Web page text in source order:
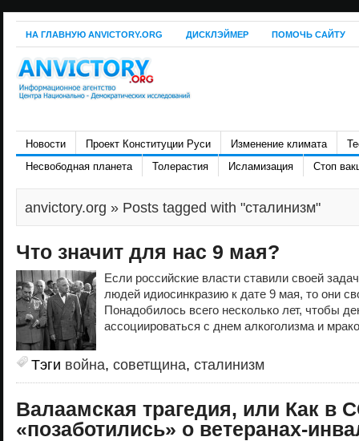
НА ГЛАВНУЮ ANVICTORY.ORG ДИСКЛЭЙМЕР ПОМОЧЬ САЙТУ
Новости Проект Конституции Руси Изменение климата
Несвободная планета
Толерастия Исламизация Стоп
anvictory.org » Posts tagged with "сталинизм"
Что значит для нас 9 мая?
Если российские власти ставили своей
людей идиосинкразию к дате 9 мая, то они
Понадобилось всего несколько лет, чтобы
ассоциироваться с днем алкоголизма и
Тэги война, советщина, сталинизм
Валаамская трагедия, или Как в
«позаботились» о ветеранах-